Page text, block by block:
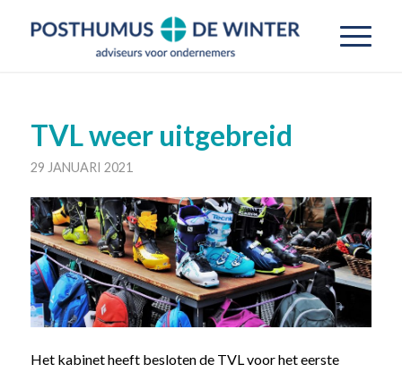
TVL weer uitgebreid
29 JANUARI 2021
Het kabinet heeft besloten de TVL voor het eerste